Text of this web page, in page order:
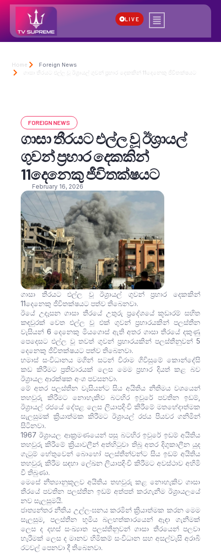
LIVE
Home
Foreign News
ගාසා තීරයට එල්ල වූ ඊශ්‍රායල් ගුවන් ප්‍රහාර දෙකකින් 11දෙනෙකු ජීවිතක්ෂයට
FOREIGN NEWS
ගාසා තීරයට එල්ල වූ ඊශ්‍රායල්
ගුවන් ප්‍රහාර දෙකකින්
11දෙනෙකු ජීවිතක්ෂයට
February 16, 2026
ගාසා තීරයට එල්ල වූ ඊශ්‍රායල් ගුවන් ප්‍රහාර දෙකකින්
11දෙනෙකු ජීවිතක්ෂයට පත්ව තිබෙනවා.
ඊයේ උදෑසන ගාසා තීරයේ උතුරු ප්‍රදේශයේ කූඩාරම් සහිත
කඳවුරක් වෙත එල්ල වූ එක් ගුවන් ප්‍රහාරයකින් පලස්තීන
වැසියන් 6 දෙනෙකු මියගොස් ඇති අතර ගාසා තීරයේ දකුණු
පෙදෙසට එල්ල වූ තවත් ගුවන් ප්‍රහාරයකින් පලස්තීනුවන් 5
දෙනෙකු ජීවිතක්ෂයට පත්ව තිබෙනවා.
හමාස් සංවිධානය මගින් සටන් විරාම ගිවිසුමේ කොන්දේසි
කඩ කිරීමට ප්‍රතිචාරයක් ලෙස මෙම ප්‍රහාර දියත් කළ බව
ඊශ්‍රායල ආරක්ෂක අංශ පවසනවා.
මේ අතර පලස්තීන වැසියන්ට සිය අයිතිය නීතිමය වශයෙන්
තහවුරු කිරීමට නොහැකිව බටහිර ඉවුරේ පවතින ඉඩම්,
ඊශ්‍රායල් රජයේ දේපළ ලෙස ලියාපදිංචි කිරීමේ මතභේදාත්මක
සැලසුමක් ක්‍රියාත්මක කිරීමට ඊශ්‍රායල් රජය පියවර ගනිමින්
සිටිනවා.
1967 ඊශ්‍රායල ආක්‍රමණයෙන් පසු බටහිර ඉවුරේ ඉඩම් අයිතිය
තහවුරු කිරීමේ ක්‍රියාවලීන් අත්හිටුවා තිබූ අතර දිගුකාලීන යුද
ගැටුම් හේතුවෙන් බොහෝ පලස්තීන්වන්ට සිය ඉඩම් අයිතිය
තහවුරු කිරීම සඳහා ලේඛන ලියාපදිංචි කිරීමට අවස්ථාව අහිමි
වී තිබුණා.
මෙසේ නීත්‍යානුකූලව අයිතිය තහවුරු කළ නොහැකිව ගාසා
තීරයේ පවතින පලස්තීන ඉඩම් අත්පත් කරගැනීම ඊශ්‍රායලයේ
නව සැලසුමයි.
ජාත්‍යන්තර නීතිය උල්ලංඝනය කරමින් ක්‍රියාත්මක කරන මෙම
සැලසුම, පලස්තීන භූමිය බලහත්කාරයෙන් ඈඳා ගැනීමක්
ලෙස ද දහස් සංඛ්‍යාත පලස්තීනුවන් ගාසා තීරයෙන් පලවා
හැරීමක් ලෙස ද මානව හිමිකම් සංවිධාන සහ අසල්වැසි අරාබි
රටවල් පෙනවා දී තිබෙනවා.